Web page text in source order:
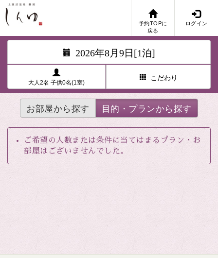
予約TOPに
戻る
ログイン
2026年8月9日[1泊]
大人2名 子供0名(1室)
こだわり
お部屋から探す 目的・プランから探す
ご希望の人数または条件に当てはまるプラン・お
部屋はございませんでした。